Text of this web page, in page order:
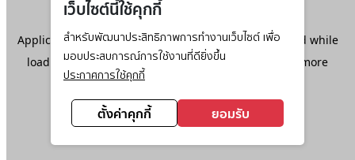
เว็บไซต์นี้ใช้คุกกี้
สำหรับพัฒนาประสิทธิภาพการทำงานเว็บไซต์ เพื่อ
มอบประสบการณ์การใช้งานที่ดียิ่งขึ้น
ประกาศการใช้คุกกี้
ตั้งค่าคุกกี้ ยอมรับ
Application error: aclient-side exception has occurred while
loadingwww.ktc.co.th(see the browser console
for more
information).